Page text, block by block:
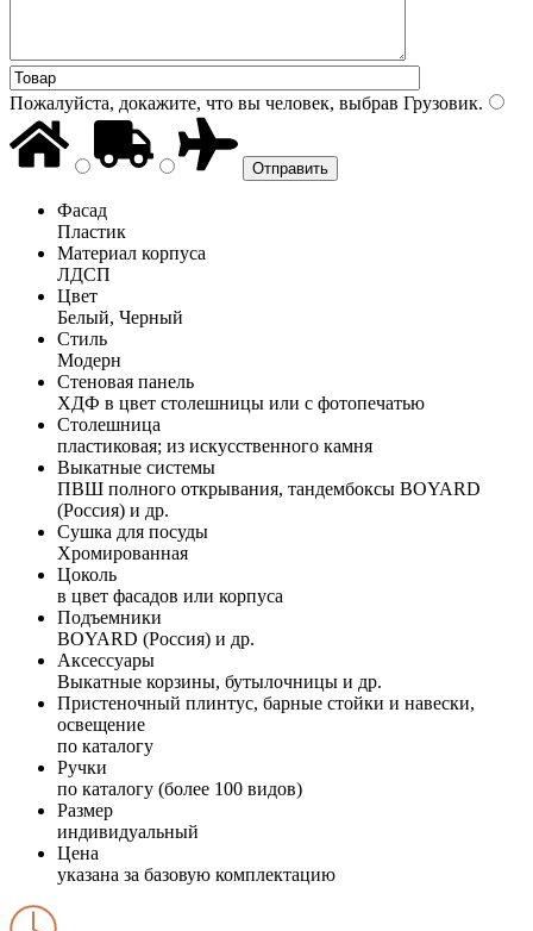
Пожалуйста, докажите, что вы человек, выбрав Грузовик.
Фасад
Пластик
Материал корпуса
ЛДСП
Цвет
Белый, Черный
Стиль
Модерн
Стеновая панель
ХДФ в цвет столешницы или с фотопечатью
Столешница
пластиковая; из искусственного камня
Выкатные системы
ПВШ полного открывания, тандембоксы BOYARD
(Россия) и др.
Сушка для посуды
Хромированная
Цоколь
в цвет фасадов или корпуса
Подъемники
BOYARD (Россия) и др.
Аксессуары
Выкатные корзины, бутылочницы и др.
Пристеночный плинтус, барные стойки и навески,
освещение
по каталогу
Ручки
по каталогу (более 100 видов)
Размер
индивидуальный
Цена
указана за базовую комплектацию